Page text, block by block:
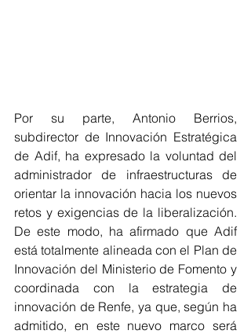
Por su parte, Antonio Berrios,
subdirector de Innovación Estratégica
de Adif, ha expresado la voluntad del
administrador de infraestructuras de
orientar la innovación hacia los nuevos
retos y exigencias de la liberalización.
De este modo, ha afirmado que Adif
está totalmente alineada con el Plan de
Innovación del Ministerio de Fomento y
coordinada con la estrategia de
innovación de Renfe, ya que, según ha
admitido, en este nuevo marco será